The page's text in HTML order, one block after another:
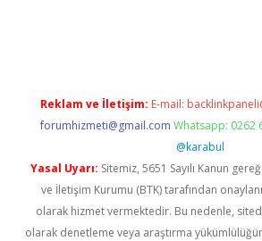
Reklam ve İletişim: E-mail:
forumhizmeti@gmail.com Whatsapp: 0262
@karabul
Yasal Uyarı: Sitemiz, 5651 Sayılı Kanun
ve İletişim Kurumu (BTK) tarafından
olarak hizmet vermektedir. Bu nedenle,
olarak denetleme veya araştırma